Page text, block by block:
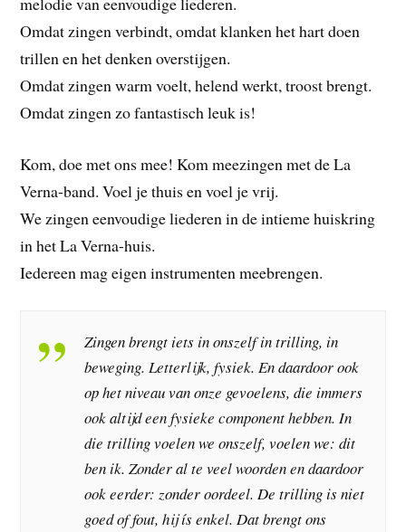
Omdat zingen verbindt, omdat klanken het hart doen
trillen en het denken overstijgen.
Omdat zingen warm voelt, helend werkt, troost brengt.
Omdat zingen zo fantastisch leuk is!
Kom, doe met ons mee! Kom meezingen met de La
Verna-band. Voel je thuis en voel je vrij.
We zingen eenvoudige liederen in de intieme huiskring
in het La Verna-huis.
Iedereen mag eigen instrumenten meebrengen.
Zingen brengt iets in onszelf in trilling, in
beweging. Letterlijk, fysiek. En daardoor ook
op het niveau van onze gevoelens, die immers
ook altijd een fysieke component hebben. In
die trilling voelen we onszelf, voelen we: dit
ben ik. Zonder al te veel woorden en daardoor
ook eerder: zonder oordeel. De trilling is niet
goed of fout, hijísenkel. Dat brengt ons